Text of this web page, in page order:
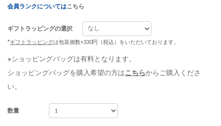
会員ランクについてはこちら
ギフトラッピングの選択
*ギフトラッピングは包装個数×330円（税込）をいただいております。
※ショッピングバッグは有料となります。
ショッピングバッグを購入希望の方はこちらからご購入くださ
い。
数量